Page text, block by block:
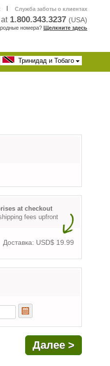
| Служба заботы о клиентах
1.800.343.3237 (USA)
номера? Щелкните здесь
Тринидад и Тобаго
at checkout
fees upfront
Доставка: USD$ 19.99